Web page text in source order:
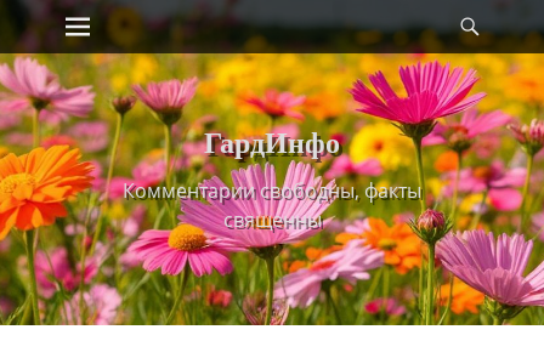
Skip
content
Primary Menu
ГардИнфо
Комментарии свободны, факты
священны